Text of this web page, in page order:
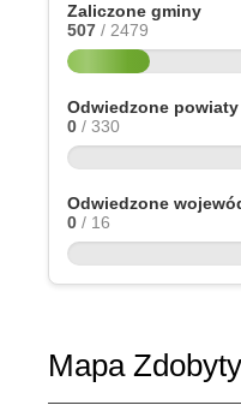
Zaliczone gminy
507 / 2479
Odwiedzone powiaty
0 / 330
Odwiedzone
0 / 16
Mapa